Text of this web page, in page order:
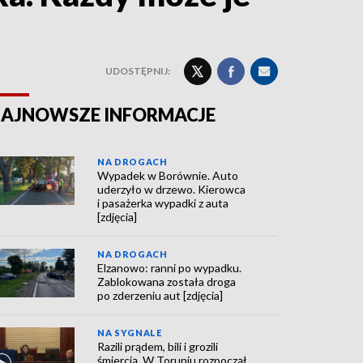
UDOSTĘPNIJ:
INFORMACJE
NA DROGACH
Wypadek w Borównie. Auto
uderzyło w drzewo. Kierowca
i pasażerka wypadki z auta
[zdjęcia]
NA DROGACH
Elzanowo: ranni po wypadku.
Zablokowana została droga
po zderzeniu aut [zdjęcia]
NA SYGNALE
Razili prądem, bili i grozili
śmiercią. W Toruniu rozpoczął